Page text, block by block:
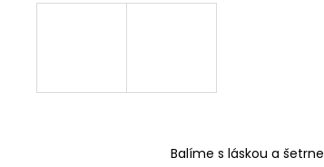
Balíme s láskou a šetrne